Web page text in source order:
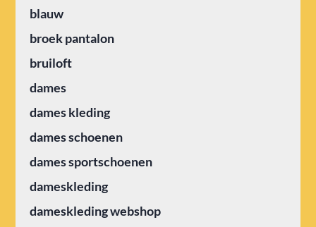
blauw
broek pantalon
bruiloft
dames
dames kleding
dames schoenen
dames sportschoenen
dameskleding
dameskleding webshop